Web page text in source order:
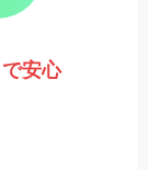
で安心